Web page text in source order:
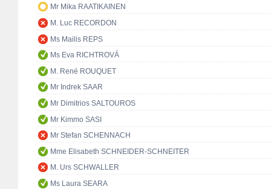
Mr Mika RAATIKAINEN
M. Luc RECORDON
Ms Mailis REPS
Ms Eva RICHTROVÁ
M. René ROUQUET
Mr Indrek SAAR
Mr Dimitrios SALTOUROS
Mr Kimmo SASI
Mr Stefan SCHENNACH
Mme Elisabeth SCHNEIDER-SCHNEITER
M. Urs SCHWALLER
Ms Laura SEARA